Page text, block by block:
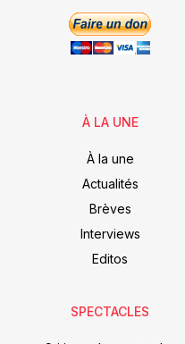
À LA UNE
À la une
Actualités
Brèves
Interviews
Editos
SPECTACLES